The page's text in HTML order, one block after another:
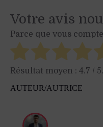
Votre avis
Parce que vous
Résultat moyen : 4.7 / 5.
AUTEUR/AUTRICE